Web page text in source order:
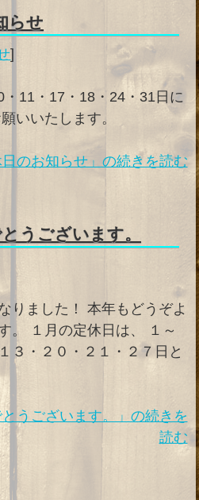
らせ
]
11・17・18・24・31日に
いいたします。
日のお知らせ」の続きを読む
うございます。
りました！ 本年もどうぞよ
。 １月の定休日は、 １～
３・２０・２１・２７日と
うございます。」の続きを
読む